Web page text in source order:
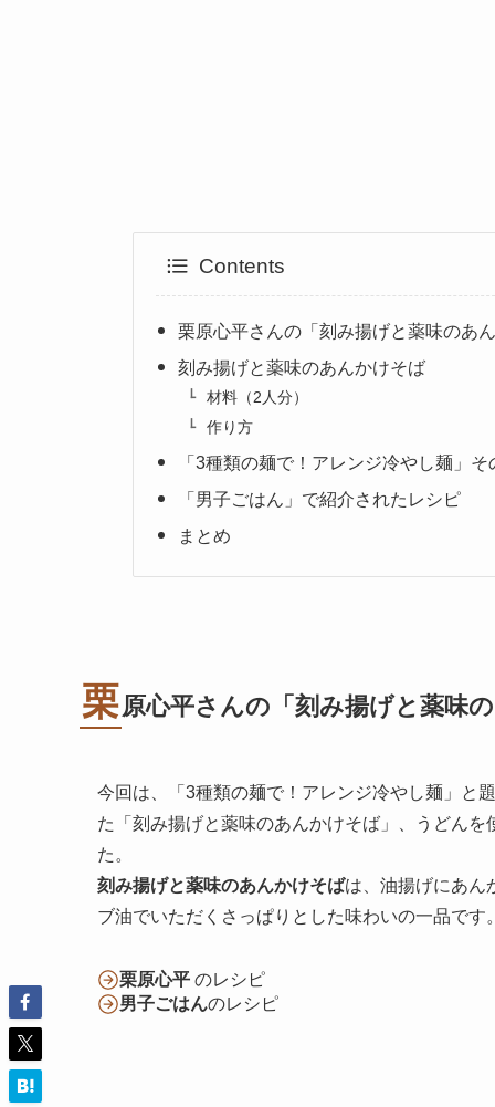
Contents
栗原心平さんの「刻み揚げと薬味のあ
刻み揚げと薬味のあんかけそば
材料（2人分）
作り方
「3種類の麺で！アレンジ冷やし麺」
「男子ごはん」で紹介されたレシピ
まとめ
栗原心平さんの「刻み揚げと薬味
今回は、「3種類の麺で！アレンジ冷やし麺」と
た「刻み揚げと薬味のあんかけそば」、うどん
た。
刻み揚げと薬味のあんかけそばは、油揚げにあん
ブ油でいただくさっぱりとした味わいの一品です
栗原心平 のレシピ
男子ごはんのレシピ